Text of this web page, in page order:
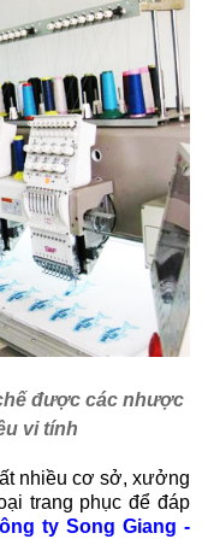
được các nhược
vi tính
nhiều cơ sở, xưởng
trang phục để đáp
ty Song Giang -